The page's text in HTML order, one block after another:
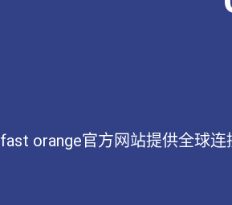
fast orange官方网站提供全球连